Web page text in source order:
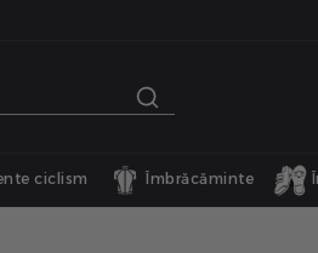
ciclism Îmbrăcăminte